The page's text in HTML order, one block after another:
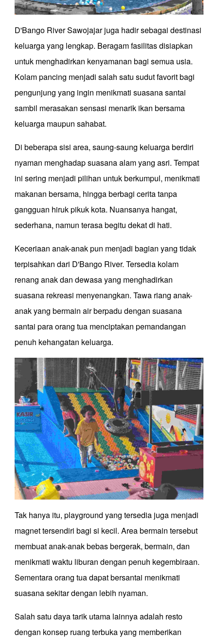
D'Bango River Sawojajar juga hadir sebagai destinasi
keluarga yang lengkap. Beragam fasilitas disiapkan
untuk menghadirkan kenyamanan bagi semua usia.
Kolam pancing menjadi salah satu sudut favorit bagi
pengunjung yang ingin menikmati suasana santai
sambil merasakan sensasi menarik ikan bersama
keluarga maupun sahabat.
Di beberapa sisi area, saung-saung keluarga berdiri
nyaman menghadap suasana alam yang asri. Tempat
ini sering menjadi pilihan untuk berkumpul, menikmati
makanan bersama, hingga berbagi cerita tanpa
gangguan hiruk pikuk kota. Nuansanya hangat,
sederhana, namun terasa begitu dekat di hati.
Keceriaan anak-anak pun menjadi bagian yang tidak
terpisahkan dari D'Bango River. Tersedia kolam
renang anak dan dewasa yang menghadirkan
suasana rekreasi menyenangkan. Tawa riang anak-
anak yang bermain air berpadu dengan suasana
santai para orang tua menciptakan pemandangan
penuh kehangatan keluarga.
Tak hanya itu, playground yang tersedia juga menjadi
magnet tersendiri bagi si kecil. Area bermain tersebut
membuat anak-anak bebas bergerak, bermain, dan
menikmati waktu liburan dengan penuh kegembiraan.
Sementara orang tua dapat bersantai menikmati
suasana sekitar dengan lebih nyaman.
Salah satu daya tarik utama lainnya adalah resto
dengan konsep ruang terbuka yang memberikan